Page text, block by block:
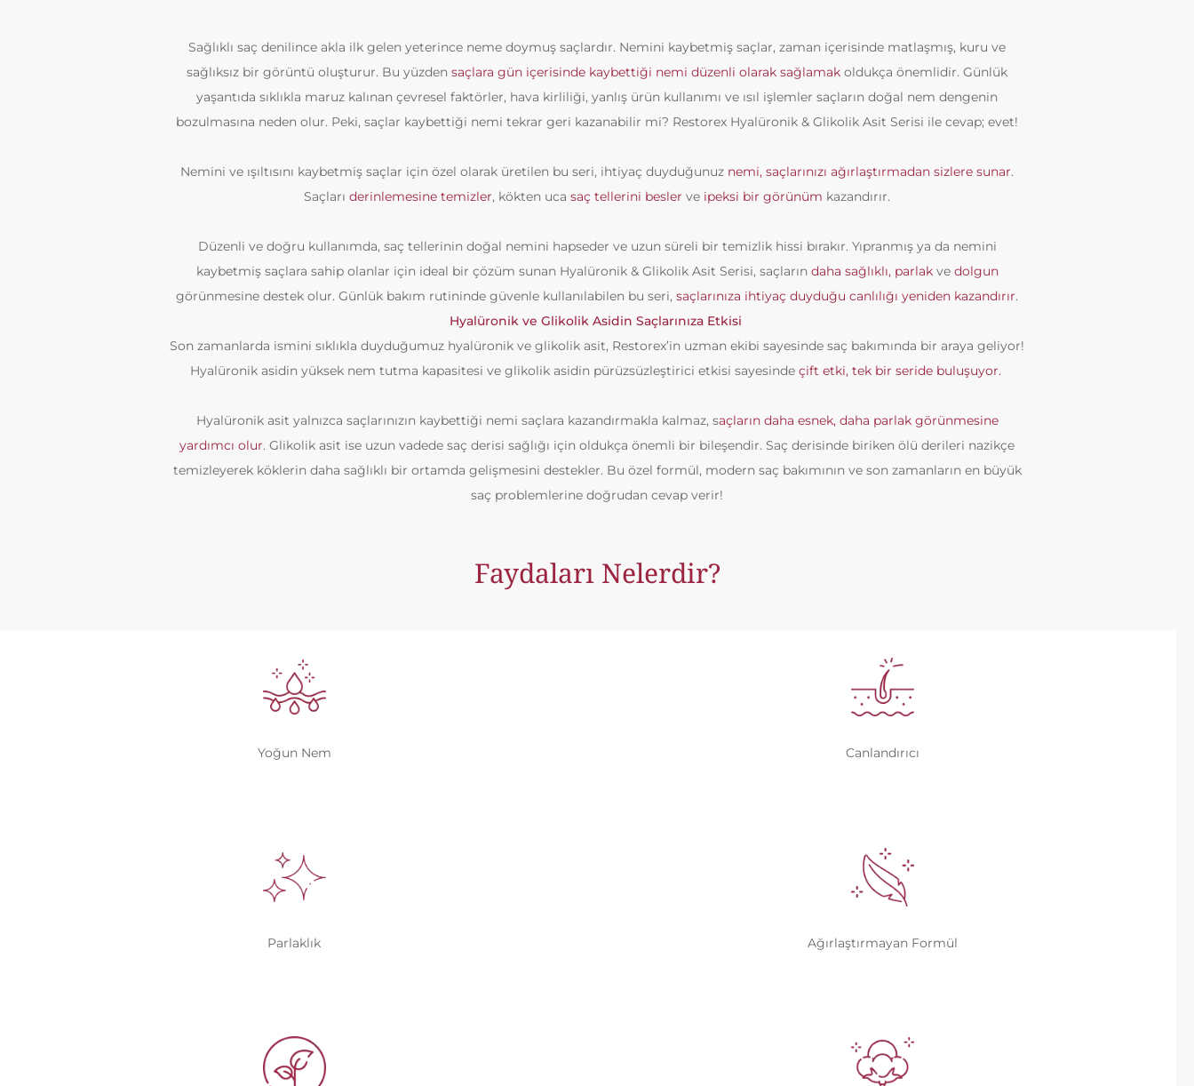
Sağlıklı saç denilince akla ilk gelen yeterince neme doymuş saçlardır. Nemini kaybetmiş saçlar, zaman içerisinde matlaşmış, kuru ve
sağlıksız bir görüntü oluşturur. Bu yüzden saçlara gün içerisinde kaybettiği nemi düzenli olarak sağlamak oldukça önemlidir. Günlük
yaşantıda sıklıkla maruz kalınan çevresel faktörler, hava kirliliği, yanlış ürün kullanımı ve ısıl işlemler saçların doğal nem dengenin
bozulmasına neden olur. Peki, saçlar kaybettiği nemi tekrar geri kazanabilir mi? Restorex Hyalüronik & Glikolik Asit Serisi ile cevap; evet!
Nemini ve ışıltısını kaybetmiş saçlar için özel olarak üretilen bu seri, ihtiyaç duyduğunuz nemi, saçlarınızı ağırlaştırmadan sizlere sunar.
Saçları derinlemesine temizler, kökten uca saç tellerini besler ve ipeksi bir görünüm kazandırır.
Düzenli ve doğru kullanımda, saç tellerinin doğal nemini hapseder ve uzun süreli bir temizlik hissi bırakır. Yıpranmış ya da nemini
kaybetmiş saçlara sahip olanlar için ideal bir çözüm sunan Hyalüronik & Glikolik Asit Serisi, saçların daha sağlıklı, parlakve dolgun
görünmesine destek olur. Günlük bakım rutininde güvenle kullanılabilen bu seri, saçlarınıza ihtiyaç duyduğu canlılığı yeniden kazandırır.
Hyalüronik ve Glikolik Asidin Saçlarınıza Etkisi
Son zamanlarda ismini sıklıkla duyduğumuz hyalüronik ve glikolik asit, Restorex’in uzman ekibi sayesinde saç bakımında bir araya geliyor!
Hyalüronik asidin yüksek nem tutma kapasitesi ve glikolik asidin pürüzsüzleştirici etkisi sayesinde çift etki, tek bir seride buluşuyor.
Hyalüronik asit yalnızca saçlarınızın kaybettiği nemi saçlara kazandırmakla kalmaz, saçların daha esnek, daha parlak görünmesine
yardımcı olur. Glikolik asit ise uzun vadede saç derisi sağlığı için oldukça önemli bir bileşendir. Saç derisinde biriken ölü derileri nazikçe
temizleyerek köklerin daha sağlıklı bir ortamda gelişmesini destekler. Bu özel formül, modern saç bakımının ve son zamanların en büyük
saç problemlerine doğrudan cevap verir!
Faydaları Nelerdir?
Yoğun Nem Canlandırıcı
Parlaklık Ağırlaştırmayan Formül